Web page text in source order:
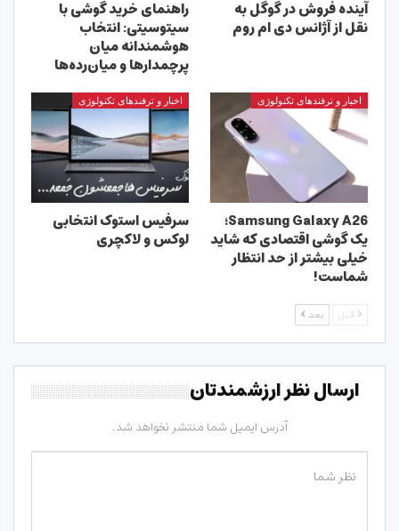
آینده فروش در گوگل به
نقل از آژانس دی ام روم
راهنمای خرید گوشی با
سیتوسیتی: انتخاب
هوشمندانه میان
پرچمدارها و میان‌رده‌ها
اخبار و ترفندهای تکنولوژی
Samsung Galaxy A26؛
یک گوشی اقتصادی که شاید
خیلی بیشتر از حد انتظار
شماست!
اخبار و ترفندهای تکنولوژی
سرفیس استوک انتخابی
لوکس و لاکچری
قبل بعد
ارسال نظر ارزشمندتان
آدرس ایمیل شما منتشر نخواهد شد.